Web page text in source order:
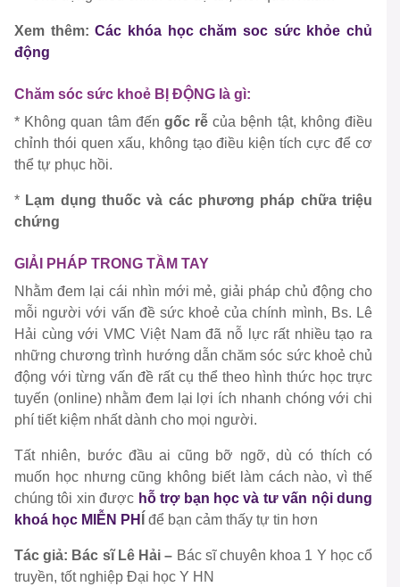
Xem thêm:Các khóa học chăm soc sức khỏe chủ
động
Chăm sóc sức khoẻ BỊ ĐỘNG là gì:
* Không quan tâm đến gốc rễ của bệnh tật, không điều
chỉnh thói quen xấu, không tạo điều kiện tích cực để cơ
thể tự phục hồi.
* Lạm dụng thuốc và các phương pháp chữa triệu
chứng
GIẢI PHÁP TRONG TẦM TAY
Nhằm đem lại cái nhìn mới mẻ, giải pháp chủ động cho
mỗi người với vấn đề sức khoẻ của chính mình, Bs. Lê
Hải cùng với VMC Việt Nam đã nỗ lực rất nhiều tạo ra
những chương trình hướng dẫn chăm sóc sức khoẻ chủ
động với từng vấn đề rất cụ thể theo hình thức học trực
tuyến (online) nhằm đem lại lợi ích nhanh chóng với chi
phí tiết kiệm nhất dành cho mọi người.
Tất nhiên, bước đầu ai cũng bỡ ngỡ, dù có thích có
muốn học nhưng cũng không biết làm cách nào, vì thế
chúng tôi xin được hỗ trợ bạn học và tư vấn nội dung
khoá học MIỄN PH
để bạn cảm thấy tự tin hơn
Tác giả: Bác sĩ Lê Hải – Bác sĩ chuyên khoa 1 Y học cổ
truyền, tốt nghiệp Đại học Y HN